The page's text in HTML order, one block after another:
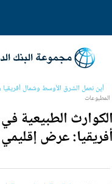
أين نعملالشرق الأوسط وشمال أفريقيا
المطبوعات
الطبيعية
عرض